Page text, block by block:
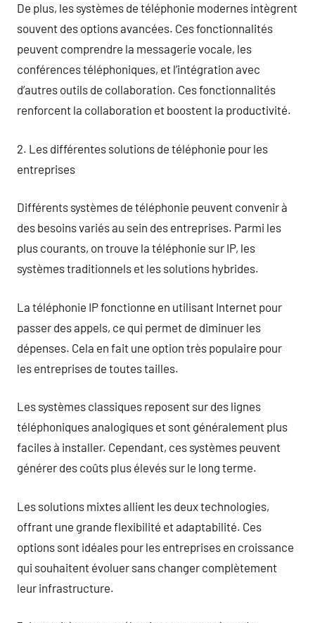
De plus, les systèmes de téléphonie modernes intègrent
souvent des options avancées. Ces fonctionnalités
peuvent comprendre la messagerie vocale, les
conférences téléphoniques, et l’intégration avec
d’autres outils de collaboration. Ces fonctionnalités
renforcent la collaboration et boostent la productivité.
2. Les différentes solutions de téléphonie pour les
entreprises
Différents systèmes de téléphonie peuvent convenir à
des besoins variés au sein des entreprises. Parmi les
plus courants, on trouve la téléphonie sur IP, les
systèmes traditionnels et les solutions hybrides.
La téléphonie IP fonctionne en utilisant Internet pour
passer des appels, ce qui permet de diminuer les
dépenses. Cela en fait une option très populaire pour
les entreprises de toutes tailles.
Les systèmes classiques reposent sur des lignes
téléphoniques analogiques et sont généralement plus
faciles à installer. Cependant, ces systèmes peuvent
générer des coûts plus élevés sur le long terme.
Les solutions mixtes allient les deux technologies,
offrant une grande flexibilité et adaptabilité. Ces
options sont idéales pour les entreprises en croissance
qui souhaitent évoluer sans changer complètement
leur infrastructure.